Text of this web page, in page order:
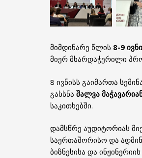
მიმდინარე წლის 8-9
მიერ მხარდაჭერილი
8 ივნისს გაიმართა
გახსნა შალვა
საკითხებში.
დამსწრე აუდიტორიას
საერთაშორისო და
ბიზნესისა და